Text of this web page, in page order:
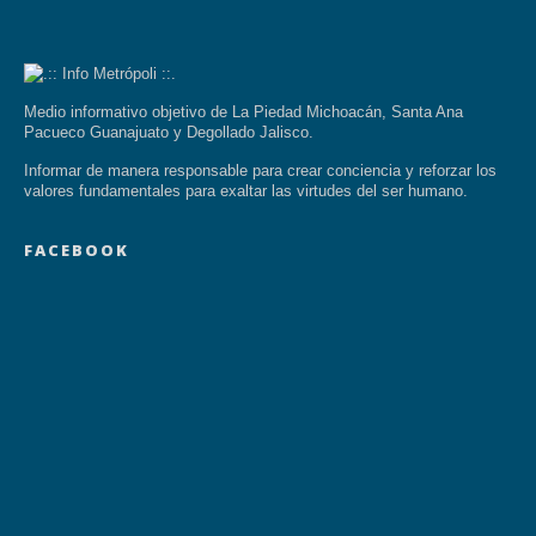
Medio informativo objetivo de La Piedad Michoacán, Santa Ana
Pacueco Guanajuato y Degollado Jalisco.
Informar de manera responsable para crear conciencia y reforzar los
valores fundamentales para exaltar las virtudes del ser humano.
FACEBOOK